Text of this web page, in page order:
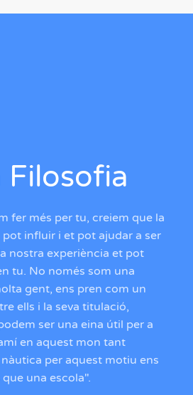
Filosofia
fer més per tu, creiem que la
influir i et pot ajudar a ser
nostra experiència et pot
tu. No només som una
gent, ens pren com un
ells i la seva titulació,
ser una eina útil per a
en aquest mon tant
per aquest motiu ens
una escola".